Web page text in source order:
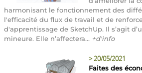
harmonisant le fonctionnement des
l'efficacité du flux de travail et de
d'apprentissage de SketchUp. Il s’agit
mineure. Elle n’affectera... +d'info
>20/05/2021
Faites des